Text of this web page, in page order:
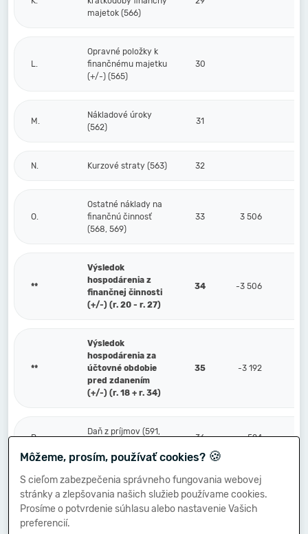
majetok (566)
L.
Opravné položky k
finančnému majetku
(+/-) (565)
30
M.
Nákladové úroky
(562)
31
N. Kurzové straty (563) 32
O.
Ostatné náklady na
finančnú činnosť
(568, 569)
33 3 506
**
Výsledok
hospodárenia z
finančnej činnosti
(+/-) (r. 20 - r. 27)
34 -3 506
**
Výsledok
hospodárenia za
účtovné obdobie
pred zdanením
(+/-) (r. 18 + r. 34)
35 -3 192
P.
Daň z príjmov (591,
36 524
Q.
Prevod podielov na
výsledku
hospodárenia
37
Môžeme, prosím, používať cookies? 🍪
S cieľom zabezpečenia správneho fungovania webovej
stránky a zlepšovania našich služieb používame cookies.
Prosíme o potvrdenie súhlasu alebo nastavenie Vašich
preferencií.